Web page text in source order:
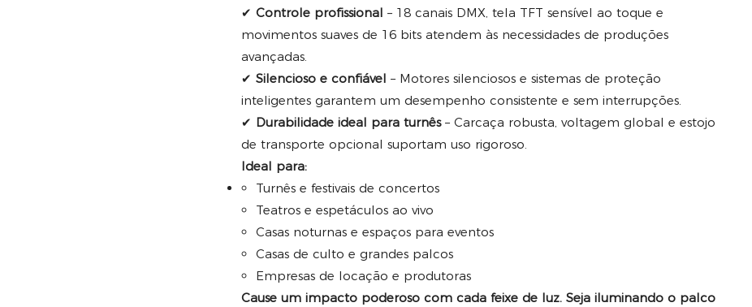
✔ Controle profissional – 18 canais DMX, tela TFT sensível ao toque e
movimentos suaves de 16 bits atendem às necessidades de produções
avançadas.
✔ Silencioso e confiável – Motores silenciosos e sistemas de proteção
inteligentes garantem um desempenho consistente e sem interrupções.
✔ Durabilidade ideal para turnês– Carcaça robusta, voltagem global e estojo
de transporte opcional suportam uso rigoroso.
Ideal para:
Turnês e festivais de concertos
Teatros e espetáculos ao vivo
Casas noturnas e espaços para eventos
Casas de culto e grandes palcos
Empresas de locação e produtoras
Cause um impacto poderoso com cada feixe de luz. Seja iluminando o palco